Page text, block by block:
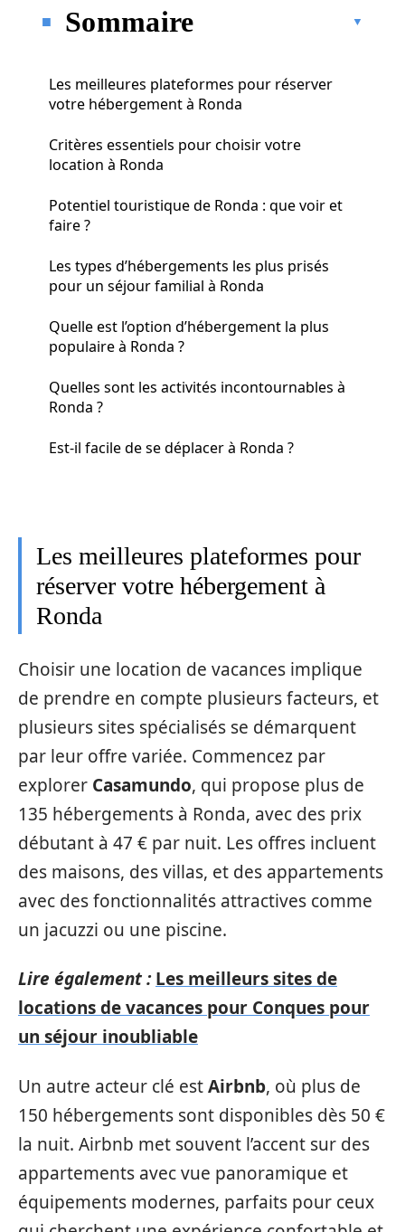
Sommaire
Les meilleures plateformes pour réserver
votre hébergement à Ronda
Critères essentiels pour choisir votre
location à Ronda
Potentiel touristique de Ronda : que voir et
faire ?
Les types d’hébergements les plus prisés
pour un séjour familial à Ronda
Quelle est l’option d’hébergement la plus
populaire à Ronda ?
Quelles sont les activités incontournables à
Ronda ?
Est-il facile de se déplacer à Ronda ?
Les meilleures plateformes pour
réserver votre hébergement à
Ronda
Choisir une location de vacances implique
de prendre en compte plusieurs facteurs, et
plusieurs sites spécialisés se démarquent
par leur offre variée. Commencez par
explorer Casamundo, qui propose plus de
135 hébergements à Ronda, avec des prix
débutant à 47 € par nuit. Les offres incluent
des maisons, des villas, et des appartements
avec des fonctionnalités attractives comme
un jacuzzi ou une piscine.
Lire également : Les meilleurs sites de
locations de vacances pour Conques pour
un séjour inoubliable
Un autre acteur clé estAirbnb, où plus de
150 hébergements sont disponibles dès 50 €
la nuit. Airbnb met souvent l’accent sur des
appartements avec vue panoramique et
équipements modernes, parfaits pour ceux